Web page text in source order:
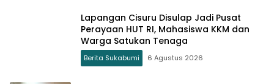
Lapangan Cisuru Disulap Jadi Pusat
Perayaan HUT RI, Mahasiswa KKM dan
Warga Satukan Tenaga
Berita Sukabumi 6 Agustus 2026